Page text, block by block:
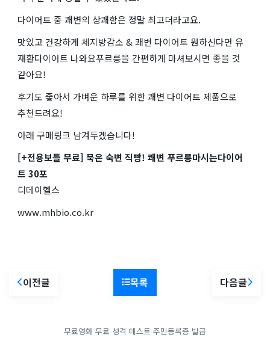
다이어트 중 쾌변의 상쾌함은 정말 최고더라고요.
맛있고 건강하게 체지방감소 & 쾌변 다이어트 원하신다면 유
재환다이어트 나와요푸르릉을 간편하게 마셔보시면 좋을 것
같아요!
후기도 좋아서 가벼운 하루를 위한 쾌변 다이어트 제품으로
추천드려요!
아래 구매링크 남겨두겠습니다!
[+전용보틀 무료] 묵은 숙변 직빵! 쾌변 푸르릉마시는다이어
트 30포
디데이헬스
www.mhbio.co.kr
이전글 목록 다음글
무료영화 무료 성격 테스트 주민등록증 발급